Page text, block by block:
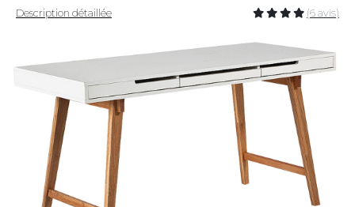
Description détaillée (6 avis)